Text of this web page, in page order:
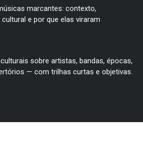
marcantes: contexto,
e por que elas viraram
sobre artistas, bandas, épocas,
— com trilhas curtas e objetivas.